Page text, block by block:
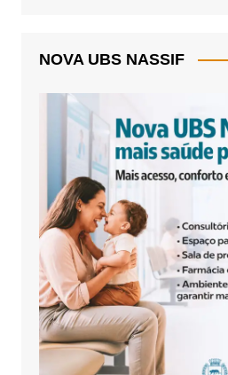
NOVA UBS NASSIF